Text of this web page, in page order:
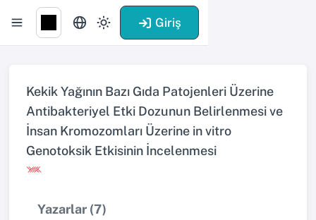
Giriş
Kekik Yağının Bazı Gıda Patojenleri Üzerine
Antibakteriyel Etki Dozunun Belirlenmesi ve
İnsan Kromozomları Üzerine in vitro
Genotoksik Etkisinin İncelenmesi
Yazarlar (7)